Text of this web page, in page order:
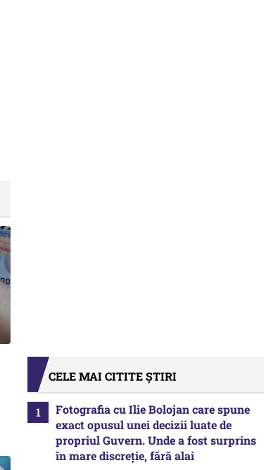
CELE MAI CITITE ȘTIRI
Fotografia cu Ilie Bolojan care spune
exact opusul unei decizii luate de
propriul Guvern. Unde a fost surprins
în mare discreție, fără alai